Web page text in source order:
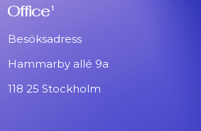
Office1
Besöksadress
Hammarby allé 9a
118 25 Stockholm